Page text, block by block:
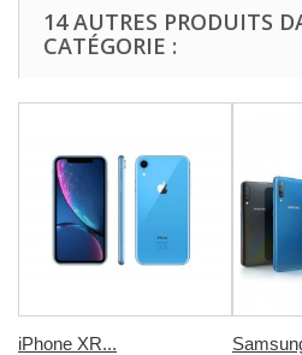
14 AUTRES PRODUITS
CATÉGORIE :
iPhone XR...